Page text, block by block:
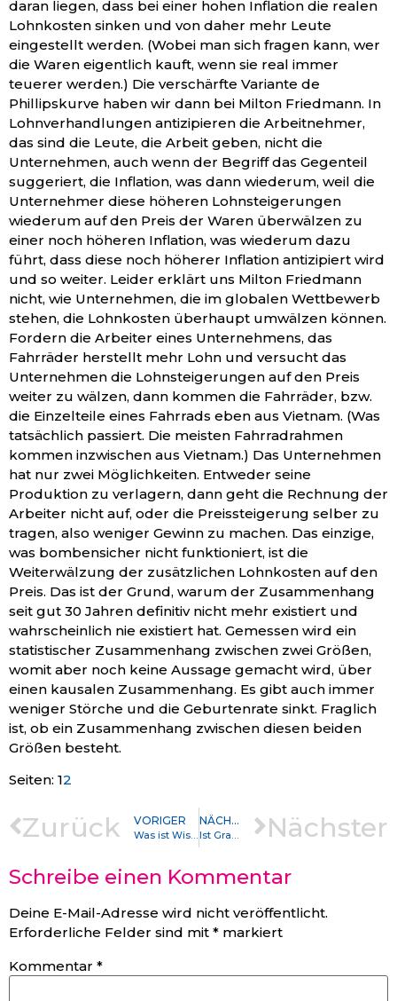
daran liegen, dass bei einer hohen Inflation die realen
Lohnkosten sinken und von daher mehr Leute
eingestellt werden. (Wobei man sich fragen kann, wer
die Waren eigentlich kauft, wenn sie real immer
teuerer werden.) Die verschärfte Variante de
Phillipskurve haben wir dann bei Milton Friedmann. In
Lohnverhandlungen antizipieren die Arbeitnehmer,
das sind die Leute, die Arbeit geben, nicht die
Unternehmen, auch wenn der Begriff das Gegenteil
suggeriert, die Inflation, was dann wiederum, weil die
Unternehmer diese höheren Lohnsteigerungen
wiederum auf den Preis der Waren überwälzen zu
einer noch höheren Inflation, was wiederum dazu
führt, dass diese noch höherer Inflation antizipiert wird
und so weiter. Leider erklärt uns Milton Friedmann
nicht, wie Unternehmen, die im globalen Wettbewerb
stehen, die Lohnkosten überhaupt umwälzen können.
Fordern die Arbeiter eines Unternehmens, das
Fahrräder herstellt mehr Lohn und versucht das
Unternehmen die Lohnsteigerungen auf den Preis
weiter zu wälzen, dann kommen die Fahrräder, bzw.
die Einzelteile eines Fahrrads eben aus Vietnam. (Was
tatsächlich passiert. Die meisten Fahrradrahmen
kommen inzwischen aus Vietnam.) Das Unternehmen
hat nur zwei Möglichkeiten. Entweder seine
Produktion zu verlagern, dann geht die Rechnung der
Arbeiter nicht auf, oder die Preissteigerung selber zu
tragen, also weniger Gewinn zu machen. Das einzige,
was bombensicher nicht funktioniert, ist die
Weiterwälzung der zusätzlichen Lohnkosten auf den
Preis. Das ist der Grund, warum der Zusammenhang
seit gut 30 Jahren definitiv nicht mehr existiert und
wahrscheinlich nie existiert hat. Gemessen wird ein
statistischer Zusammenhang zwischen zwei Größen,
womit aber noch keine Aussage gemacht wird, über
einen kausalen Zusammenhang. Es gibt auch immer
weniger Störche und die Geburtenrate sinkt. Fraglich
ist, ob ein Zusammenhang zwischen diesen beiden
Größen besteht.
Seiten: Seite
1,Seite
2
Zurück VORIGER
Was ist Wissenschaft in der Literaturwissenschaft?
NÄCHSTER
Ist Grammatik angeboren? Betrachtungen jenseits von Chomsky Nächster
Schreibe einen Kommentar
Deine E-Mail-Adresse wird nicht veröffentlicht.
Erforderliche Felder sind mit * markiert
Kommentar *